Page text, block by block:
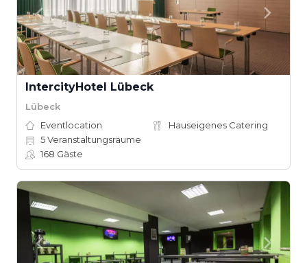
IntercityHotel Lübeck
Lübeck
Eventlocation
Hauseigenes Catering
5Veranstaltungsräume
168 Gäste